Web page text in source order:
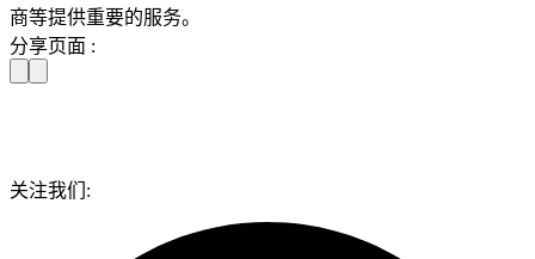
商等提供重要的服务。
分享页面 :
关注我们: